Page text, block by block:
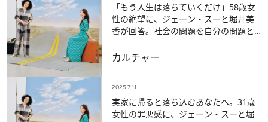
「もう人生は落ちていくだけ」58歳女
性の絶望に、ジェーン・スーと堀井美
香が回答。社会の問題を自分の問題と
SUNのお悩み相談室】
カルチャー
2025.7.11
実家に帰ると落ち込むあなたへ。31歳
女性の罪悪感に、ジェーン・スーと堀